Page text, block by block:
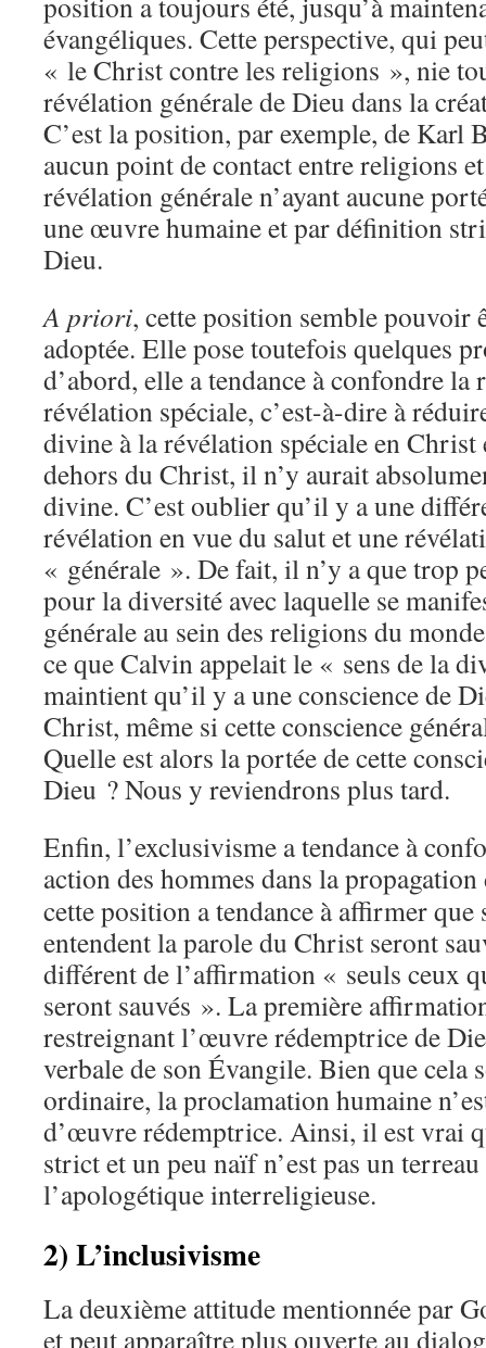
évangéliques. Cette perspective, qui
« le Christ contre les religions », nie
révélation générale de Dieu dans la
C’est la position, par exemple, de Karl
aucun point de contact entre religions
révélation générale n’ayant aucune
une œuvre humaine et par définition
Dieu.
A priori, cette position semble pouvoir
adoptée. Elle pose toutefois quelques
d’abord, elle a tendance à confondre la
révélation spéciale, c’est-à-dire à
divine à la révélation spéciale en
dehors du Christ, il n’y aurait
divine. C’est oublier qu’il y a une
révélation en vue du salut et une
« générale ». De fait, il n’y a que trop
pour la diversité avec laquelle se
générale au sein des religions du
ce que Calvin appelait le « sens de la
maintient qu’il y a une conscience de
Christ, même si cette conscience
Quelle est alors la portée de cette
Dieu ? Nous y reviendrons plus tard.
Enfin, l’exclusivisme a tendance à
action des hommes dans la
cette position a tendance à affirmer que
entendent la parole du Christ seront
différent de l’affirmation « seuls ceux
seront sauvés ». La première
restreignant l’œuvre rédemptrice de
verbale de son Évangile. Bien que cela
ordinaire, la proclamation humaine
d’œuvre rédemptrice. Ainsi, il est vrai
strict et un peu naïf n’est pas un
l’apologétique interreligieuse.
2) L’inclusivisme
La deuxième attitude mentionnée par
et peut apparaître plus ouverte au